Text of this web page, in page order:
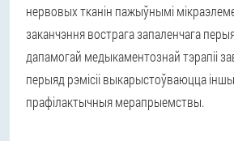
нервовых тканін пажыўнымі
заканчэння вострага запаленчага
дапамогай медыкаментознай тэрапіі
перыяд рэмісіі выкарыстоўваюцца
прафілактычныя мерапрыемствы.